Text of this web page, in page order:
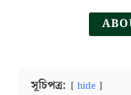
সূচিপত্র: hide